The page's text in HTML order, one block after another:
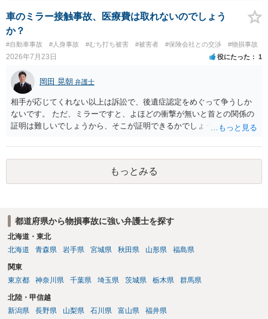
車のミラー接触事故、医療費は取れないのでしょう
か？
#自動車事故 #人身事故 #むち打ち被害 #被害者 #保険会社との交渉 #物損事故
2026年7月23日 役にたった 1
岡田 晃朝 弁護士
相手が応じてくれない以上は訴訟で、後遺症認定をめぐって争うしか
ないです。 ただ、ミラーですと、よほどの衝撃が無いと首との関係の
証明は難しいでしょうから、そこが証明できるかでしょうね。
もっとみる
都道府県から物損事故に強い弁護士を探す
北海道・東北
北海道
青森県 岩手県 宮城県 秋田県 山形県 福島県
関東
東京都
神奈川県 千葉県 埼玉県 茨城県 栃木県 群馬県
北陸・甲信越
新潟県
長野県 山梨県 石川県 富山県 福井県